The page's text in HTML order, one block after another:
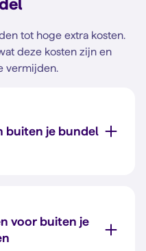
tot hoge extra kosten.
deze kosten zijn en
vermijden.
buiten je bundel
voor buiten je